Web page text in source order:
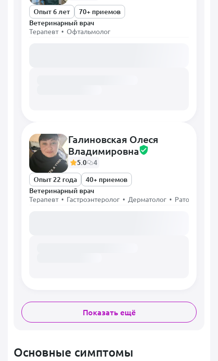
Опыт 6 лет
70+ приемов
Ветеринарный врач
Терапевт • Офтальмолог
Галиновская Олеся
Владимировна
5.0
4
Опыт 22 года
40+ приемов
Ветеринарный врач
Терапевт • Гастроэнтеролог • Дерматолог • Ратолог •
Показать ещё
Основные симптомы